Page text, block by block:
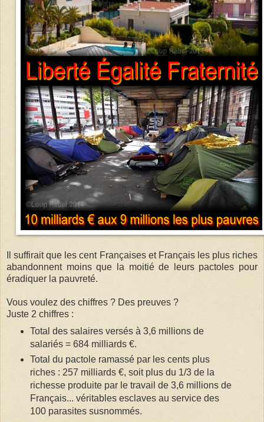
Il suffirait que les cent Françaises et Français les plus riches
abandonnent moins que la moitié de leurs pactoles pour
éradiquer la pauvreté.
Vous voulez des chiffres ? Des preuves ?
Juste 2 chiffres :
Total des salaires versés à 3,6 millions de
salariés = 684 milliards €.
Total du pactole ramassé par les cents plus
riches : 257 milliards €, soit plus du 1/3 de la
richesse produite par le travail de 3,6 millions de
Français... véritables esclaves au service des
100 parasites susnommés.